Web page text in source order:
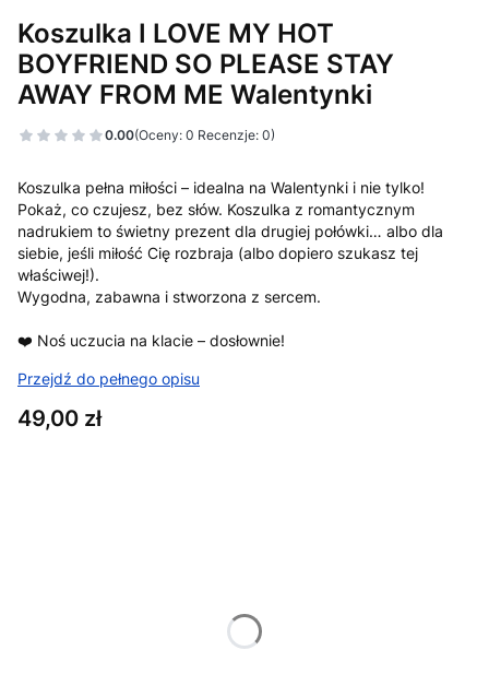
Koszulka I LOVE MY HOT
BOYFRIEND SO PLEASE STAY
AWAY FROM ME Walentynki
0.00(Oceny: 0 Recenzje: 0)
Koszulka pełna miłości – idealna na Walentynki i nie tylko!
Pokaż, co czujesz, bez słów. Koszulka z romantycznym
nadrukiem to świetny prezent dla drugiej połówki… albo dla
siebie, jeśli miłość Cię rozbraja (albo dopiero szukasz tej
właściwej!).
Wygodna, zabawna i stworzona z sercem.
❤️ Noś uczucia na klacie – dosłownie!
Przejdź do pełnego opisu
Cena
49,00 zł